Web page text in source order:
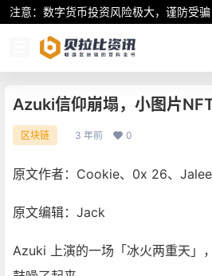
注意：数字货币投资风险极大，谨防受
Azuki信仰崩塌，小图片
区块链 3 年前 0
原文作者：Cookie、 0x 26、
原文编辑：Jack
Azuki 上演的一场「冰火两重天」